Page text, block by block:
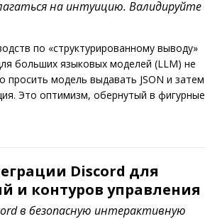
на интуицию. Валидируйте
по «структурированному выводу»
больших языковых моделей (LLM) не
модель выдавать JSON и затем
Это оптимизм, обернутый в фигурные
Discord для
и контуров управления
в безопасную интерактивную